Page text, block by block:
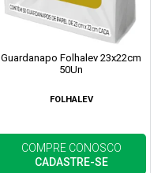
Guardanapo Folhalev 23x22cm
50Un
FOLHALEV
COMPRE CONOSCO
CADASTRE-SE